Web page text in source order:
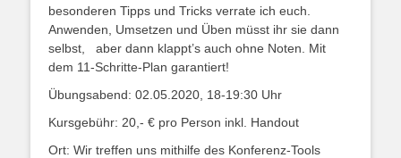
besonderen Tipps und Tricks verrate ich euch.
Anwenden, Umsetzen und Üben müsst ihr sie dann
selbst, aber dann klappt’s auch ohne Noten. Mit
dem 11-Schritte-Plan garantiert!
Übungsabend: 02.05.2020, 18-19:30 Uhr
Kursgebühr: 20,- € pro Person inkl. Handout
Ort: Wir treffen uns mithilfe des Konferenz-Tools